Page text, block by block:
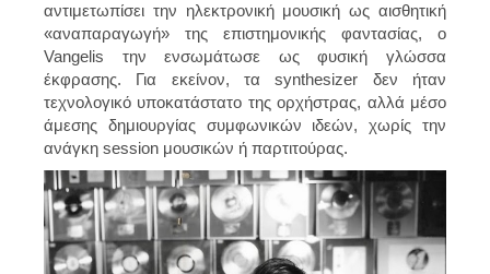
αντιμετωπίσει την ηλεκτρονική μουσική ως αισθητική
«αναπαραγωγή» της επιστημονικής φαντασίας, ο
Vangelis την ενσωμάτωσε ως φυσική γλώσσα
έκφρασης. Για εκείνον, τα synthesizer δεν ήταν
τεχνολογικό υποκατάστατο της ορχήστρας, αλλά μέσο
άμεσης δημιουργίας συμφωνικών ιδεών, χωρίς την
ανάγκη session μουσικών ή παρτιτούρας.